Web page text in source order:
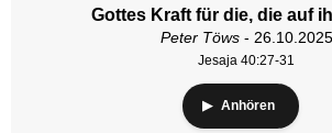
Gottes Kraft für die, die auf
Peter Töws- 26.10.2025
Jesaja 40:27-31
Anhören